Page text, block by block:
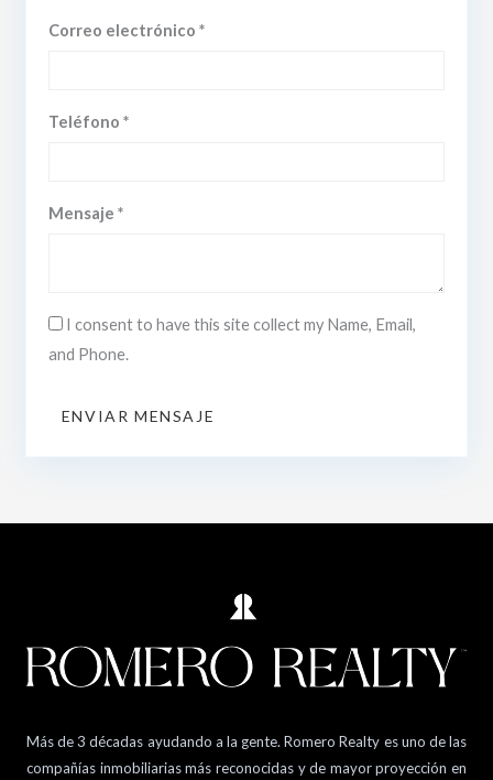
Correo electrónico *
Teléfono *
Mensaje *
I consent to have this site collect my Name, Email,
and Phone.
ENVIAR MENSAJE
Más de 3 décadas ayudando a la gente. Romero Realty es uno de las
compañías inmobiliarias más reconocidas y de mayor proyección en